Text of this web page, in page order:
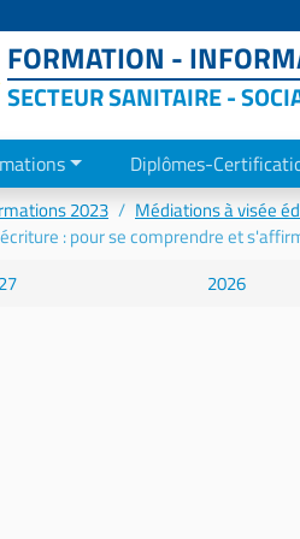
FORMATION -
SECTEUR SANITAIRE -
Diplômes-
2023 Médiations à visée
: pour se comprendre et
2026